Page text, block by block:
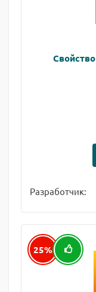
Разработчик:
25%